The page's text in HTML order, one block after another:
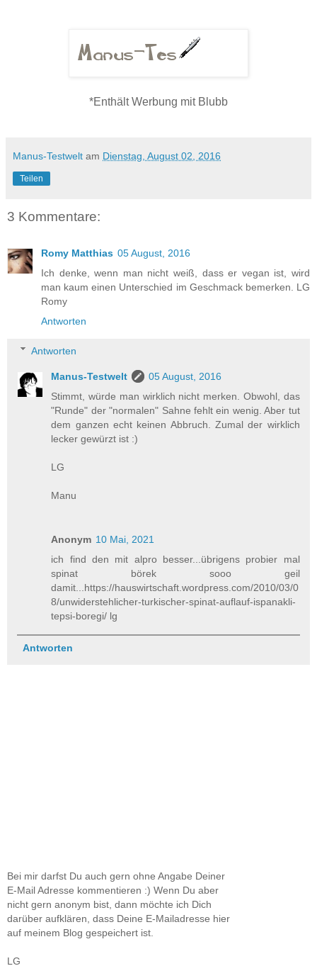
*Enthält Werbung mit Blubb
Manus-Testwelt am Dienstag, August 02, 2016
Teilen
3 Kommentare:
Romy Matthias 05 August, 2016
Ich denke, wenn man nicht weiß, dass er vegan ist, wird
man kaum einen Unterschied im Geschmack bemerken. LG
Romy
Antworten
Antworten
Manus-Testwelt
05 August, 2016
Stimmt, würde man wirklich nicht merken. Obwohl, das
"Runde" der "normalen" Sahne fehlt ein wenig. Aber tut
dem ganzen echt keinen Abbruch. Zumal der wirklich
lecker gewürzt ist :)
LG
Manu
Anonym 10 Mai, 2021
ich find den mit alpro besser...übrigens probier mal
spinat börek sooo geil
damit...https://hauswirtschaft.wordpress.com/2010/03/0
8/unwiderstehlicher-turkischer-spinat-auflauf-ispanakli-
tepsi-boregi/ lg
Antworten
Bei mir darfst Du auch gern ohne Angabe Deiner
E-Mail Adresse kommentieren :) Wenn Du aber
nicht gern anonym bist, dann möchte ich Dich
darüber aufklären, dass Deine E-Mailadresse hier
auf meinem Blog gespeichert ist.
LG